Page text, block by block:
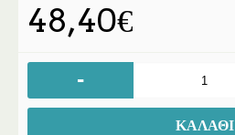
48,40€
-
ΚΑΛΆΘΙ